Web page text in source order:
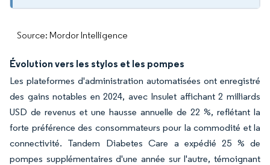
Source: Mordor Intelligence
Évolution vers les stylos et les pompes
Les plateformes d'administration automatisées ont enregistré
des gains notables en 2024, avec Insulet affichant 2 milliards
USD de revenus et une hausse annuelle de 22 %, reflétant la
forte préférence des consommateurs pour la commodité et la
connectivité. Tandem Diabetes Care a expédié 25 % de
pompes supplémentaires d'une année sur l'autre, témoignant